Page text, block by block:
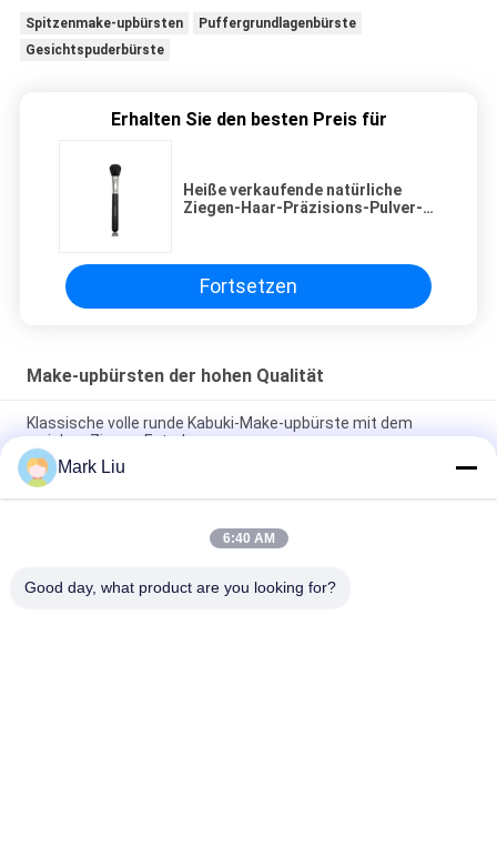
Spitzenmake-upbürsten
Puffergrundlagenbürste
Gesichtspuderbürste
Erhalten Sie den besten Preis für
Heiße verkaufende natürliche
Ziegen-Haar-Präzisions-Pulver-
Fortsetzen
Make-upbürsten der hohen Qualität
Klassische volle runde Kabuki-Make-upbürste mit dem
weichen Ziegen-Extrahaar
Vonira-Schönheits-große Fan-Ziegen-Haar-Make-
upbürste/hölzerner Griff-Spitzenmake-upbürsten
Ultra weiches Ziegen-Haar-bloße Backen-Make-upbürste mit
Mark Liu
6:40 AM
Good day, what product are you looking for?